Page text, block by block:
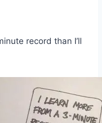
record than I’ll